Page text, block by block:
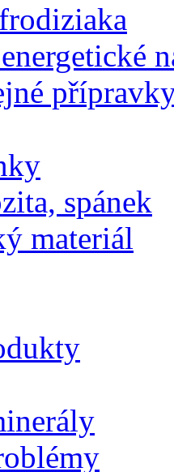
spánek
materiál